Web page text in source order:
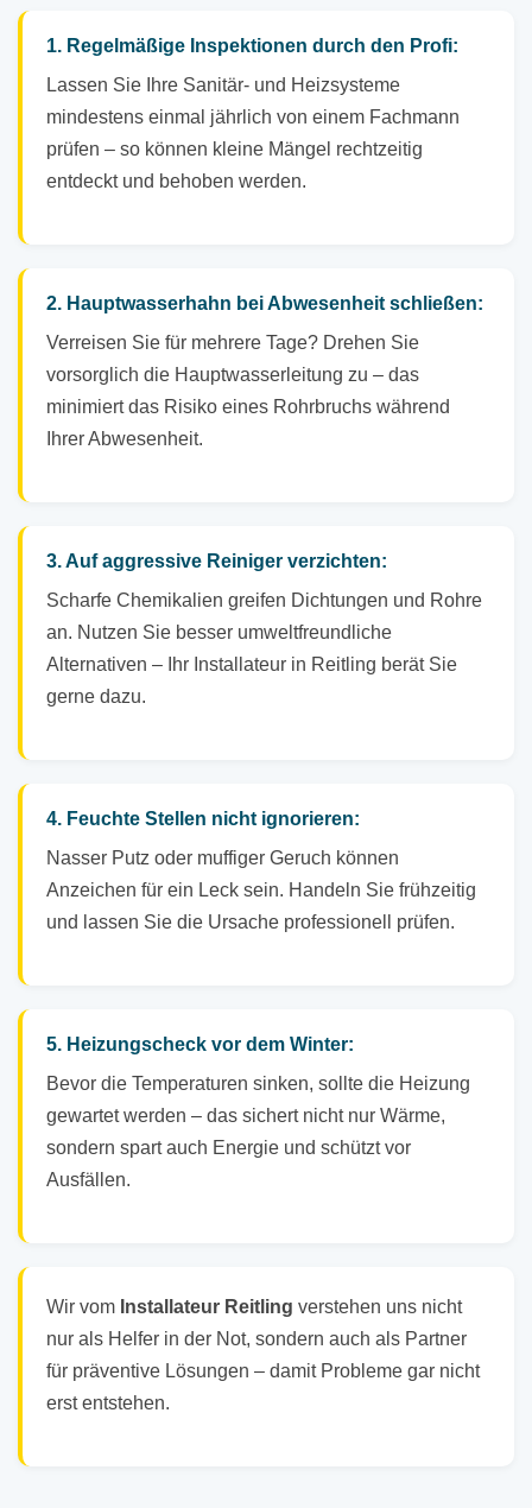
1. Regelmäßige Inspektionen durch den Profi:
Lassen Sie Ihre Sanitär- und Heizsysteme
mindestens einmal jährlich von einem Fachmann
prüfen – so können kleine Mängel rechtzeitig
entdeckt und behoben werden.
2. Hauptwasserhahn bei Abwesenheit schließen:
Verreisen Sie für mehrere Tage? Drehen Sie
vorsorglich die Hauptwasserleitung zu – das
minimiert das Risiko eines Rohrbruchs während
Ihrer Abwesenheit.
3. Auf aggressive Reiniger verzichten:
Scharfe Chemikalien greifen Dichtungen und Rohre
an. Nutzen Sie besser umweltfreundliche
Alternativen – Ihr Installateur in Reitling berät Sie
gerne dazu.
4. Feuchte Stellen nicht ignorieren:
Nasser Putz oder muffiger Geruch können
Anzeichen für ein Leck sein. Handeln Sie frühzeitig
und lassen Sie die Ursache professionell prüfen.
5. Heizungscheck vor dem Winter:
Bevor die Temperaturen sinken, sollte die Heizung
gewartet werden – das sichert nicht nur Wärme,
sondern spart auch Energie und schützt vor
Ausfällen.
Wir vom Installateur Reitling verstehen uns nicht
nur als Helfer in der Not, sondern auch als Partner
für präventive Lösungen – damit Probleme gar nicht
erst entstehen.